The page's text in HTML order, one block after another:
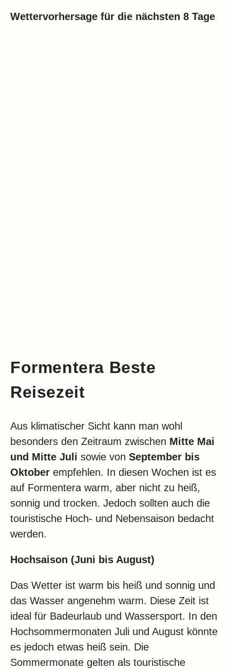
Wettervorhersage für die nächsten 8 Tage
Formentera Beste
Reisezeit
Aus klimatischer Sicht kann man wohl
besonders den Zeitraum zwischen Mitte Mai
und Mitte Juli sowie von September bis
Oktober empfehlen. In diesen Wochen ist es
auf Formentera warm, aber nicht zu heiß,
sonnig und trocken. Jedoch sollten auch die
touristische Hoch- und Nebensaison bedacht
werden.
Hochsaison (Juni bis August)
Das Wetter ist warm bis heiß und sonnig und
das Wasser angenehm warm. Diese Zeit ist
ideal für Badeurlaub und Wassersport. In den
Hochsommermonaten Juli und August könnte
es jedoch etwas heiß sein. Die
Sommermonate gelten als touristische